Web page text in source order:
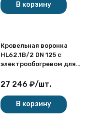
В корзину
Кровельная воронка
HL62.1B/2 DN 125 с
электрообогревом для
кровли
27 246 ₽/шт.
В корзину